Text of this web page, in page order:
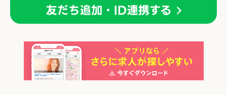
「正社員」を募集している店舗